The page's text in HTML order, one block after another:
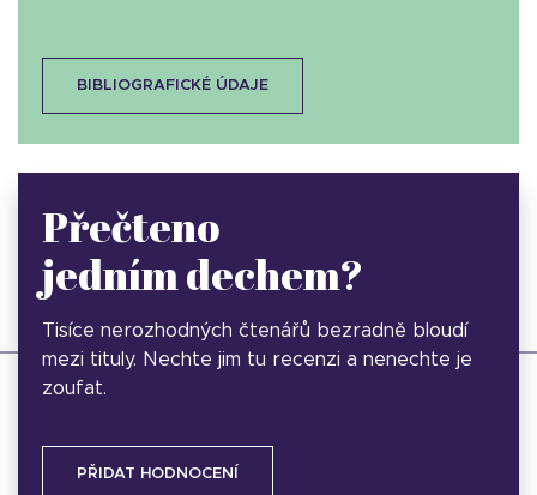
BIBLIOGRAFICKÉ ÚDAJE
Přečteno
jedním dechem?
Tisíce nerozhodných čtenářů bezradně bloudí
mezi tituly. Nechte jim tu recenzi a nenechte je
zoufat.
PŘIDAT HODNOCENÍ